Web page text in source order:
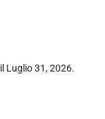
il Luglio 31, 2026.